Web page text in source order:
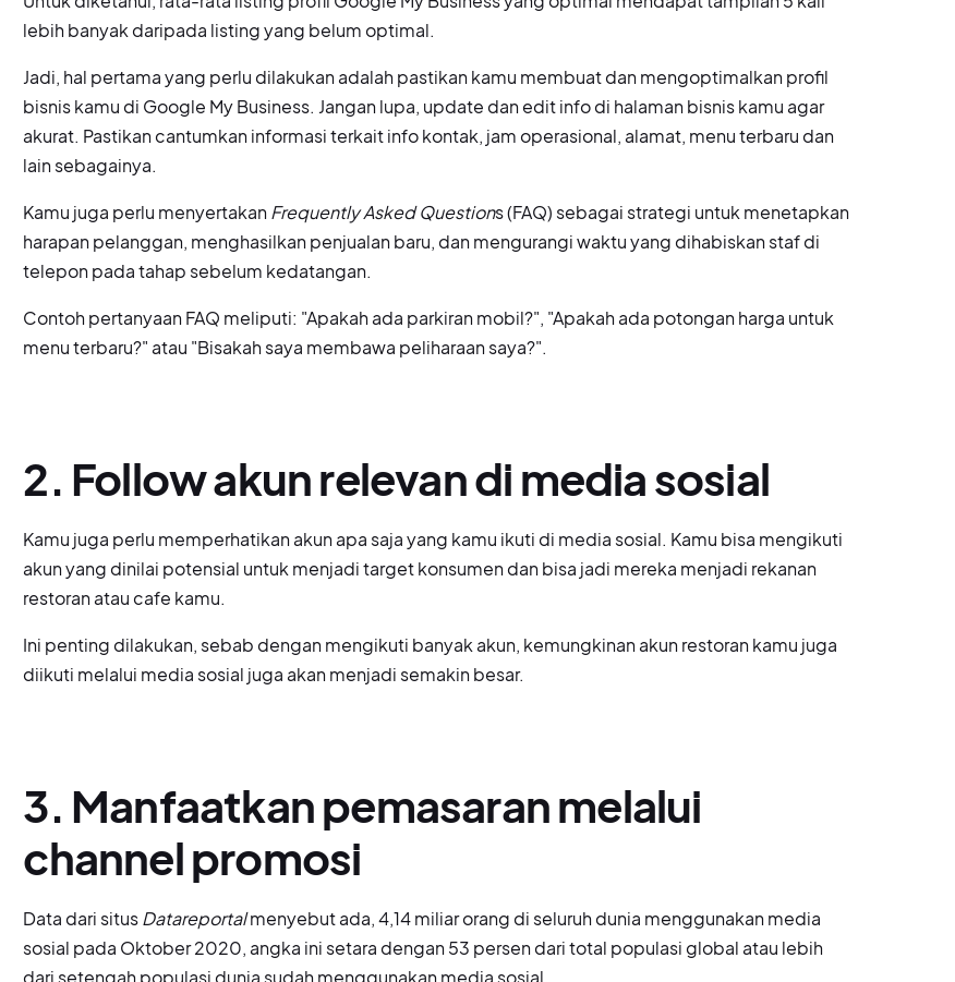
lebih banyak daripada listing yang belum optimal.
Jadi, hal pertama yang perlu dilakukan adalah pastikan kamu membuat dan mengoptimalkan profil
bisnis kamu di Google My Business. Jangan lupa, update dan edit info di halaman bisnis kamu agar
akurat. Pastikan cantumkan informasi terkait info kontak, jam operasional, alamat, menu terbaru dan
lain sebagainya.
Kamu juga perlu menyertakanFrequently Asked Questions (FAQ) sebagai strategi untuk menetapkan
harapan pelanggan, menghasilkan penjualan baru, dan mengurangi waktu yang dihabiskan staf di
telepon pada tahap sebelum kedatangan.
Contoh pertanyaan FAQ meliputi: "Apakah ada parkiran mobil?", "Apakah ada potongan harga untuk
menu terbaru?" atau "Bisakah saya membawa peliharaan saya?".
2. Follow akun relevan di media sosial
Kamu juga perlu memperhatikan akun apa saja yang kamu ikuti di media sosial. Kamu bisa mengikuti
akun yang dinilai potensial untuk menjadi target konsumen dan bisa jadi mereka menjadi rekanan
restoran atau cafe kamu.
Ini penting dilakukan, sebab dengan mengikuti banyak akun, kemungkinan akun restoran kamu juga
diikuti melalui media sosial juga akan menjadi semakin besar.
3. Manfaatkan pemasaran melalui
channel promosi
Data dari situsDatareportalmenyebut ada, 4,14 miliar orang di seluruh dunia menggunakan media
sosial pada Oktober 2020, angka ini setara dengan 53 persen dari total populasi global atau lebih
dari setengah populasi dunia sudah menggunakan media sosial.